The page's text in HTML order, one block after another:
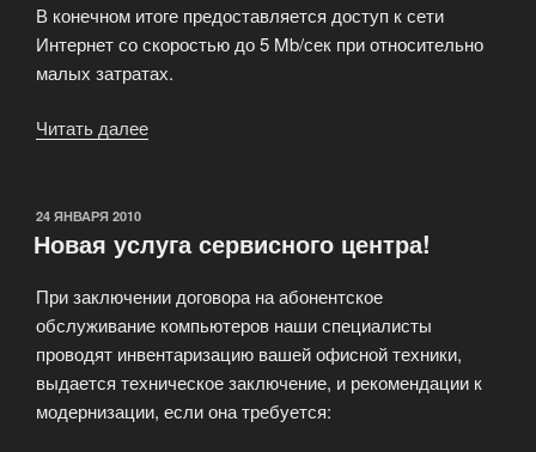
В конечном итоге предоставляется доступ к сети
Интернет со скоростью до 5 Mb/сек при относительно
малых затратах.
Читать далее
ОПУБЛИКОВАНО
24 ЯНВАРЯ 2010
Новая услуга сервисного центра!
При заключении договора на абонентское
обслуживание компьютеров наши специалисты
проводят инвентаризацию вашей офисной техники,
выдается техническое заключение, и рекомендации к
модернизации, если она требуется: